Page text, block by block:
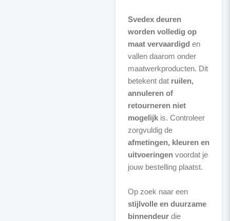
Svedex deuren
worden volledig op
maat vervaardigd en
vallen daarom onder
maatwerkproducten. Dit
betekent dat ruilen,
annuleren of
retourneren niet
mogelijkis. Controleer
zorgvuldig de
afmetingen, kleuren en
uitvoeringenvoordat je
jouw bestelling plaatst.
Op zoek naar een
stijlvolle en duurzame
binnendeurdie